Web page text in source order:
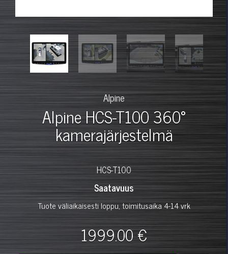
Alpine
Alpine HCS-T100 360°
kamerajärjestelmä
HCS-T100
Saatavuus
Tuote väliaikaisesti loppu, toimitusaika 4-14 vrk
1999.00 €